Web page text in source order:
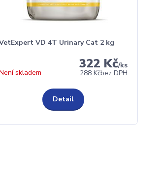
VD 4T Urinary Cat 2 kg
322 Kč/ks
288 Kčbez DPH
skladem
Detail